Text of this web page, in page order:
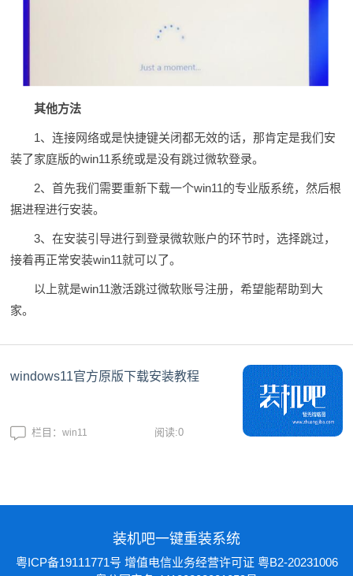
其他方法
1、连接网络或是快捷键关闭都无效的话，那肯定是我们安
装了家庭版的win11系统或是没有跳过微软登录。
2、首先我们需要重新下载一个win11的专业版系统，然后根
据进程进行安装。
3、在安装引导进行到登录微软账户的环节时，选择跳过，
接着再正常安装win11就可以了。
以上就是win11激活跳过微软账号注册，希望能帮助到大
家。
windows11官方原版下载安装教程
栏目：win11
阅读:0
装机吧一键重装系统
粤ICP备19111771号 增值电信业务经营许可证 粤B2-20231006